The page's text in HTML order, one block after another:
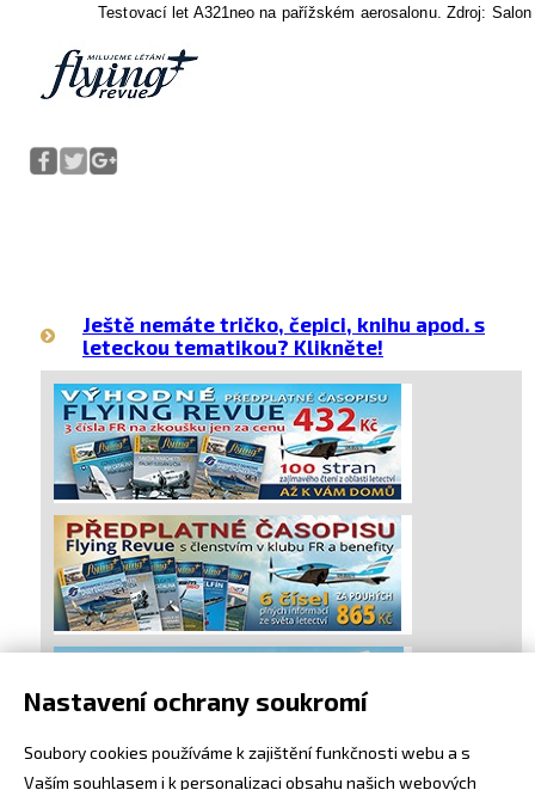
Testovací let A321neo na pařížském aerosalonu. Zdroj:
Ještě nemáte tričko, čepici, knihu apod. s
leteckou tematikou? Klikněte!
Nastavení ochrany soukromí
Soubory cookies používáme k zajištění funkčnosti webu a s
Vaším souhlasem i k personalizaci obsahu našich webových